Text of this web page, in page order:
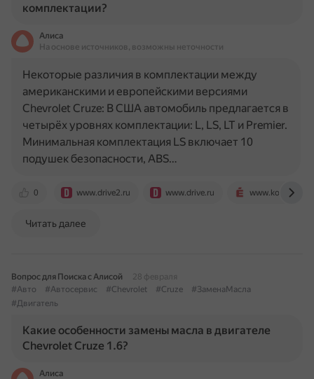
комплектации?
Алиса
На основе источников, возможны неточности
0 www.drive2.ru www.drive.ru www.kolesa.ru
Некоторые различия в комплектации между
американскими и европейскими версиями
Chevrolet Cruze: В США автомобиль предлагается в
четырёх уровнях комплектации: L, LS, LT и Premier.
Минимальная комплектация LS включает 10
подушек безопасности, ABS…
Читать далее
Вопрос для Поиска с Алисой
28 февраля
#Авто
#Автосервис #Chevrolet #Cruze
#ЗаменаМасла
#Двигатель
Какие особенности замены масла в двигателе
Chevrolet Cruze 1.6?
Алиса